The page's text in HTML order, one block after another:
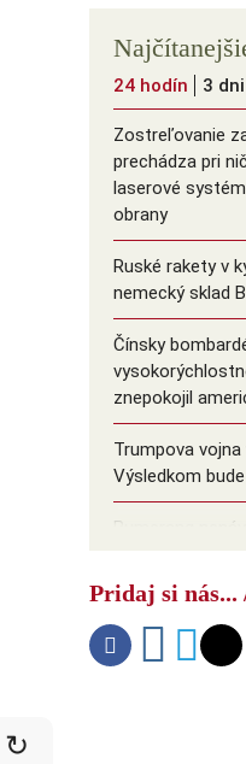
24 hodín 3 dni
Zostreľovanie
prechádza pri
laserové
obrany
Ruské rakety v
nemecký sklad
Čínsky
znepokojil
Trumpova
Výsledkom
Bumerang
Rusom na
↻
Pridaj si